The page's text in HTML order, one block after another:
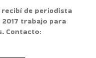
recibí de periodista
2017 trabajo para
Contacto: